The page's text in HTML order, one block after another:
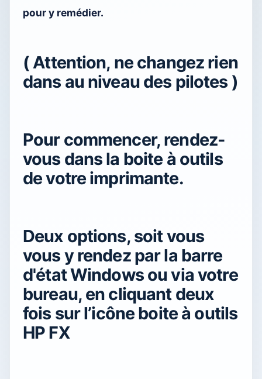
pour y remédier.
( Attention, ne changez rien
dans au niveau des pilotes )
Pour commencer, rendez-
vous dans la boite à outils
de votre imprimante.
Deux options, soit vous
vous y rendez par la barre
d'état Windows ou via votre
bureau, en cliquant deux
fois sur l’icône boite à outils
HP FX